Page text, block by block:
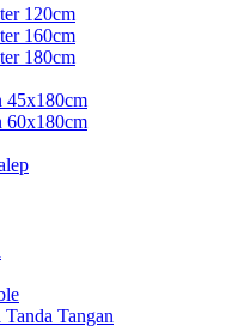
120cm
160cm
180cm
Tangan